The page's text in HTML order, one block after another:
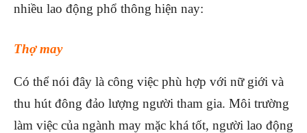
nhiều lao động phổ thông hiện nay:
Thợ may
Có thể nói đây là công việc phù hợp với nữ giới và
thu hút đông đảo lượng người tham gia. Môi trường
làm việc của ngành may mặc khá tốt, người lao động